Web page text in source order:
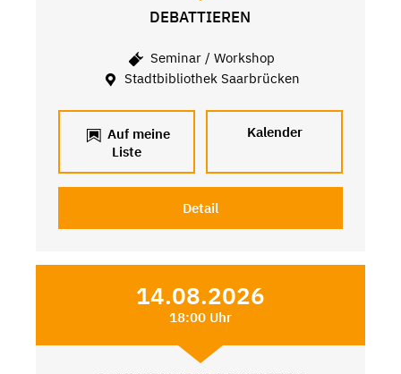
DEBATTIEREN
Seminar / Workshop
Stadtbibliothek Saarbrücken
Auf meine
Liste
Kalender
Detail
14.08.2026
18:00 Uhr